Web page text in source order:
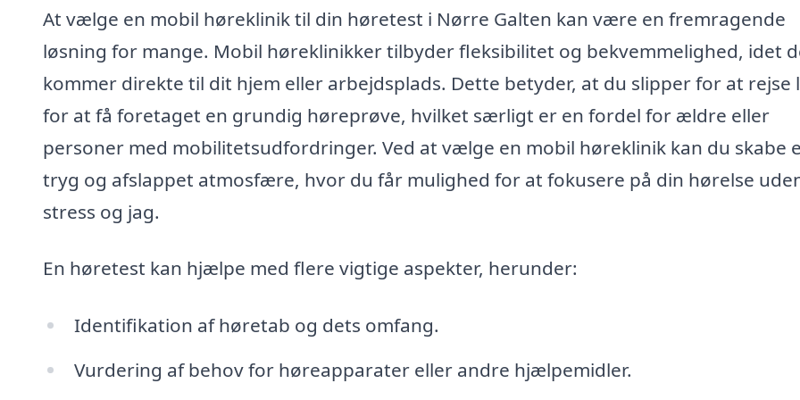
At vælge en mobil høreklinik til din høretest i Nørre Galten kan være en fremragende
løsning for mange. Mobil høreklinikker tilbyder fleksibilitet og bekvemmelighed, idet
kommer direkte til dit hjem eller arbejdsplads. Dette betyder, at du slipper for at rejse
for at få foretaget en grundig høreprøve, hvilket særligt er en fordel for ældre eller
personer med mobilitetsudfordringer. Ved at vælge en mobil høreklinik kan du skabe
tryg og afslappet atmosfære, hvor du får mulighed for at fokusere på din hørelse
stress og jag.
En høretest kan hjælpe med flere vigtige aspekter, herunder:
Identifikation af høretab og dets omfang.
Vurdering af behov for høreapparater eller andre hjælpemidler.